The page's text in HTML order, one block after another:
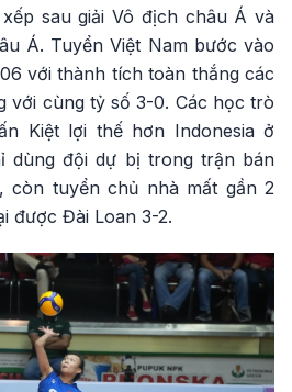
sau giải Vô địch châu Á và
Á. Tuyển Việt Nam bước vào
với thành tích toàn thắng các
với cùng tỷ số 3-0. Các học trò
Kiệt lợi thế hơn Indonesia ở
dùng đội dự bị trong trận bán
còn tuyển chủ nhà mất gần 2
được Đài Loan 3-2.